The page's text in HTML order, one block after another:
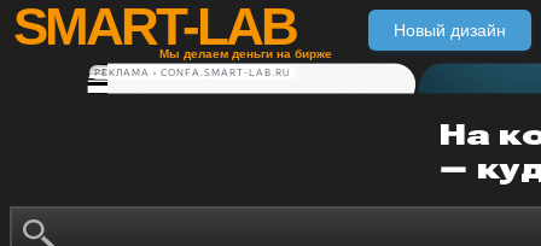
SMART-LAB
Мы делаем деньги на бирже
Новый дизайн
РЕКЛАМА • CONFA.SMART-LAB.RU